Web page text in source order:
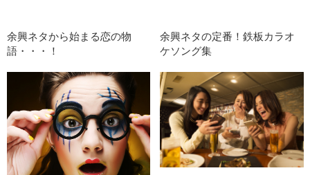
余興ネタから始まる恋の物
語・・・！
余興ネタの定番！鉄板カラオ
ケソング集